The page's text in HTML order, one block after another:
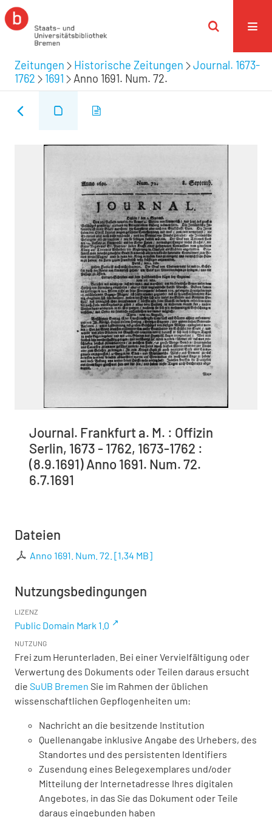
Zeitungen Historische Zeitungen
Journal. 1673-
1762
1691 Anno 1691. Num. 72.
Journal. Frankfurt a. M. : Offizin
Serlin, 1673 - 1762, 1673-1762 :
(8.9.1691) Anno 1691. Num. 72.
6.7.1691
Dateien
Anno 1691. Num. 72. [1,34 MB]
Nutzungsbedingungen
LIZENZ
Public Domain Mark 1.0
NUTZUNG
Frei zum Herunterladen. Bei einer Vervielfältigung oder
Verwertung des Dokuments oder Teilen daraus ersucht
die SuUB Bremen Sie im Rahmen der üblichen
wissenschaftlichen Gepflogenheiten um:
Nachricht an die besitzende Institution
Quellenangabe inklusive Angabe des Urhebers, des
Standortes und des persistenten Identifiers
Zusendung eines Belegexemplares und/oder
Mitteilung der Internetadresse Ihres digitalen
Angebotes, in das Sie das Dokument oder Teile
daraus eingebunden haben